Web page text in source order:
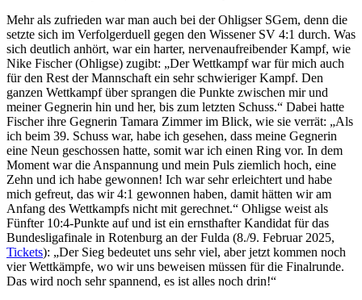
Mehr als zufrieden war man auch bei der Ohligser SGem, denn die
setzte sich im Verfolgerduell gegen den Wissener SV 4:1 durch. Was
sich deutlich anhört, war ein harter, nervenaufreibender Kampf, wie
Nike Fischer (Ohligse) zugibt: „Der Wettkampf war für mich auch
für den Rest der Mannschaft ein sehr schwieriger Kampf. Den
ganzen Wettkampf über sprangen die Punkte zwischen mir und
meiner Gegnerin hin und her, bis zum letzten Schuss.“ Dabei hatte
Fischer ihre Gegnerin Tamara Zimmer im Blick, wie sie verrät: „Als
ich beim 39. Schuss war, habe ich gesehen, dass meine Gegnerin
eine Neun geschossen hatte, somit war ich einen Ring vor. In dem
Moment war die Anspannung und mein Puls ziemlich hoch, eine
Zehn und ich habe gewonnen! Ich war sehr erleichtert und habe
mich gefreut, das wir 4:1 gewonnen haben, damit hätten wir am
Anfang des Wettkampfs nicht mit gerechnet.“ Ohligse weist als
Fünfter 10:4-Punkte auf und ist ein ernsthafter Kandidat für das
Bundesligafinale in Rotenburg an der Fulda (8./9. Februar 2025,
Tickets): „Der Sieg bedeutet uns sehr viel, aber jetzt kommen noch
vier Wettkämpfe, wo wir uns beweisen müssen für die Finalrunde.
Das wird noch sehr spannend, es ist alles noch drin!“